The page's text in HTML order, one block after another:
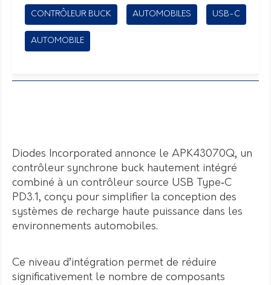
CONTRÔLEUR BUCK AUTOMOBILES USB-C
AUTOMOBILE
Diodes Incorporated annonce le APK43070Q, un
contrôleur synchrone buck hautement intégré
combiné à un contrôleur source USB Type‑C
PD3.1, conçu pour simplifier la conception des
systèmes de recharge haute puissance dans les
environnements automobiles.
Ce niveau d’intégration permet de réduire
significativement le nombre de composants